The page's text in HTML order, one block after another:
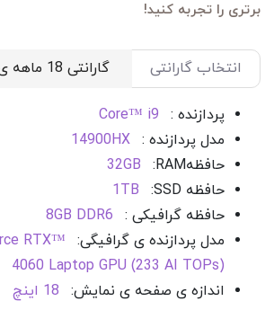
برتری را تجربه کنید!
انتخاب گارانتی
پردازنده :
Core™ i9
مدل پردازنده : 14900HX
حافظهRAM
:
32GB
حافظه SSD
:
1TB
حافظه گرافیکی :
8GB DDR6
مدل پردازنده ی گرافیگی:
RTX™
4060 Laptop GPU (233 AI TOPs)
اندازه ی صفحه ی نمایش:
18 اینچ